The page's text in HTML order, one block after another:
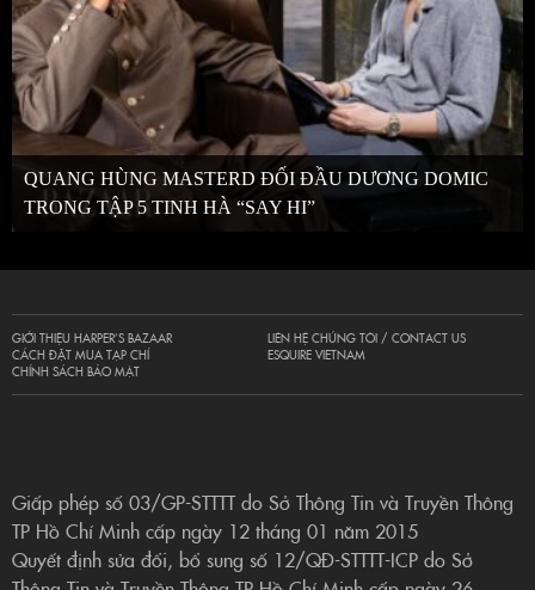
QUANG HÙNG MASTERD ĐỐI ĐẦU DƯƠNG DOMIC
TRONG TẬP 5 TINH HÀ “SAY HI”
GIỚI THIỆU HARPER’S BAZAAR
CÁCH ĐẶT MUA TẠP CHÍ
CHÍNH SÁCH BẢO MẬT
LIÊN HỆ CHÚNG TÔI / CONTACT US
ESQUIRE VIETNAM
Giấp phép số 03/GP-STTTT do Sở Thông Tin và Truyền Thông
TP Hồ Chí Minh cấp ngày 12 tháng 01 năm 2015
Quyết định sửa đổi, bổ sung số 12/QĐ-STTTT-ICP do Sở